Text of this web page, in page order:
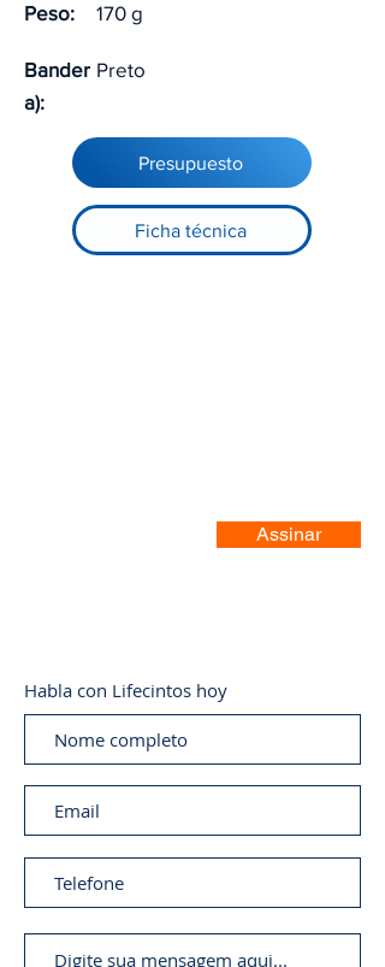
Peso: 170 g
Bander
a):
Preto
Presupuesto
Ficha técnica
Assinar
Habla con Lifecintos hoy